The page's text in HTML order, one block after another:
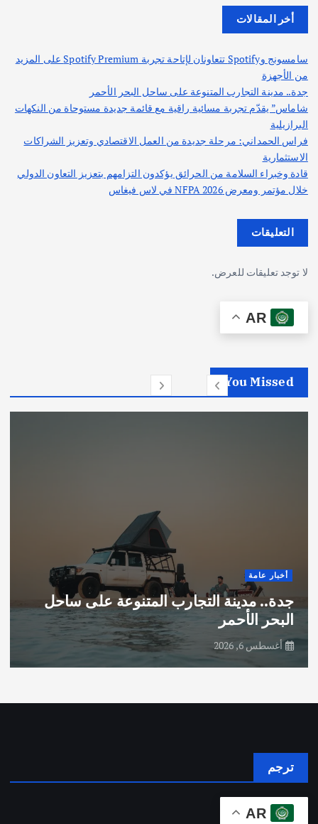
أخر المقالات
سامسونج وSpotify تتعاونان لإتاحة تجربة Spotify Premium على المزيد
من الأجهزة
جدة.. مدينة التجارب المتنوعة على ساحل البحر الأحمر
شاماس” يقدّم تجربة مسائية راقية مع قائمة جديدة مستوحاة من النكهات
البرازيلية
فراس الحمداني: مرحلة جديدة من العمل الاقتصادي وتعزيز الشراكات
الاستثمارية
قادة وخبراء السلامة من الحرائق يؤكدون التزامهم بتعزيز التعاون الدولي
خلال مؤتمر ومعرض NFPA 2026 في لاس فيغاس
التعليقات
لا توجد تعليقات للعرض.
AR
You Missed
أخبار عامة
جدة.. مدينة التجارب المتنوعة على ساحل
البحر الأحمر
أغسطس 6, 2026
ترجم
AR